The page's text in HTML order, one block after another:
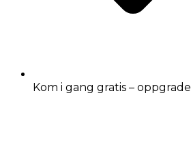
Kom i gang gratis –